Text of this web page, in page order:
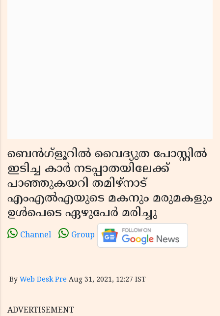
ബെൻഗ്ളൂറിൽ വൈദ്യുത പോസ്റ്റില്‍
ഇടിച്ച കാര്‍ നടപ്പാതയിലേക്ക്
പാഞ്ഞുകയറി തമിഴ്‌നാട്
എംഎല്‍എയുടെ മകനും മരുമകളും
ഉള്‍പെടെ ഏഴുപേര്‍ മരിച്ചു
Channel Group
By Web Desk Pre Aug 31, 2021, 12:27 IST
ADVERTISEMENT